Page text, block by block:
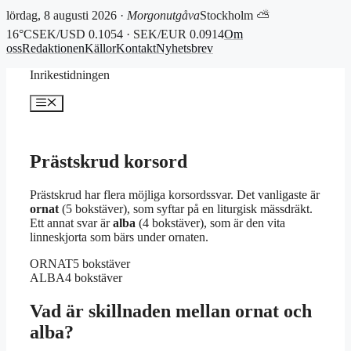
lördag, 8 augusti 2026 · MorgonutgåvaStockholm ⛅
16°CSEK/USD 0.1054 · SEK/EUR 0.0914Om
ossRedaktionenKällorKontaktNyhetsbrev
Inrikestidningen
Meny
Prästskrud korsord
Prästskrud har flera möjliga korsordssvar. Det vanligaste är
ornat (5 bokstäver), som syftar på en liturgisk mässdräkt.
Ett annat svar äralba (4 bokstäver), som är den vita
linneskjorta som bärs under ornaten.
ORNAT5 bokstäver
ALBA4 bokstäver
Vad är skillnaden mellan ornat och
alba?